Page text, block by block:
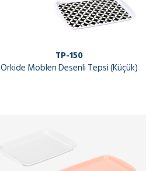
TP-150
Orkide Moblen Desenli Tepsi (Küçük)